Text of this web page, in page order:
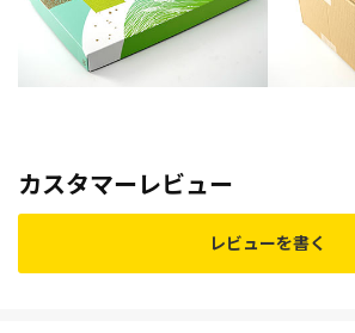
カスタマーレビュー
レビューを書く